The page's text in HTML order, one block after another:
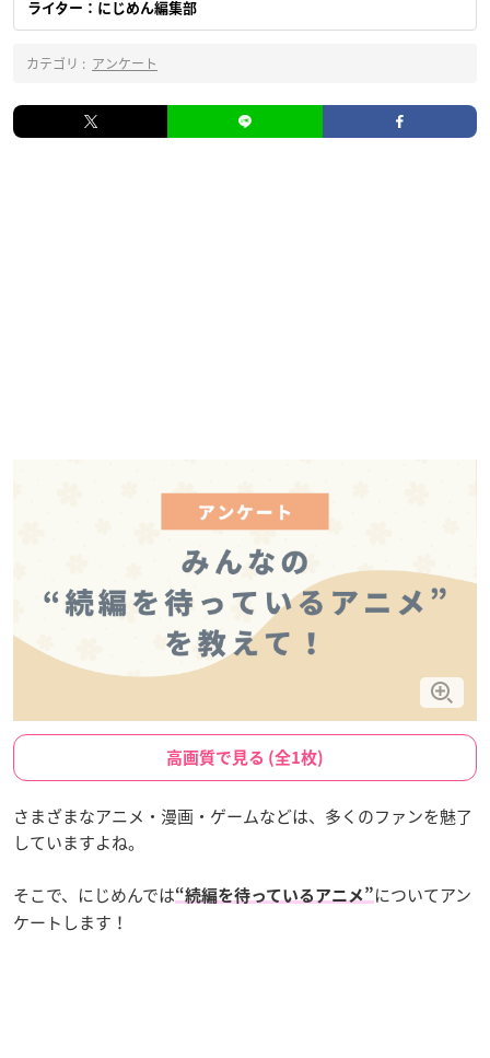
ライター：にじめん編集部
カテゴリ : アンケート
高画質で見る (全1枚)
さまざまなアニメ・漫画・ゲームなどは、多くのファンを魅了
していますよね。
そこで、にじめんでは“続編を待っているアニメ” についてアン
ケートします！